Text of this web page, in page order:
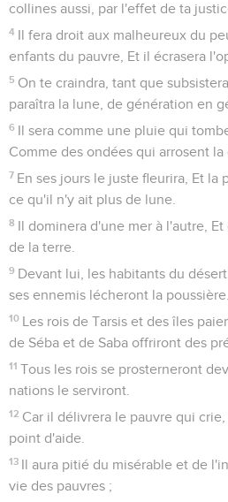
collines aussi, par l'effet de ta
4 Il fera droit aux malheureux du
enfants du pauvre, Et il écrasera
5 On te craindra, tant que
paraîtra la lune, de génération en
6 Il sera comme une pluie qui
Comme des ondées qui arrosent la
7 En ses jours le juste fleurira, Et la
ce qu'il n'y ait plus de lune.
8 Il dominera d'une mer à l'autre,
de la terre.
9 Devant lui, les habitants du
ses ennemis lécheront la poussière.
10 Les rois de Tarsis et des îles
de Séba et de Saba offriront des
11 Tous les rois se prosterneront
nations le serviront.
12 Car il délivrera le pauvre qui
point d'aide.
13 Il aura pitié du misérable et de
vie des pauvres ;